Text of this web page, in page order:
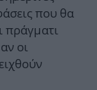
που θα
πράγματι
οι